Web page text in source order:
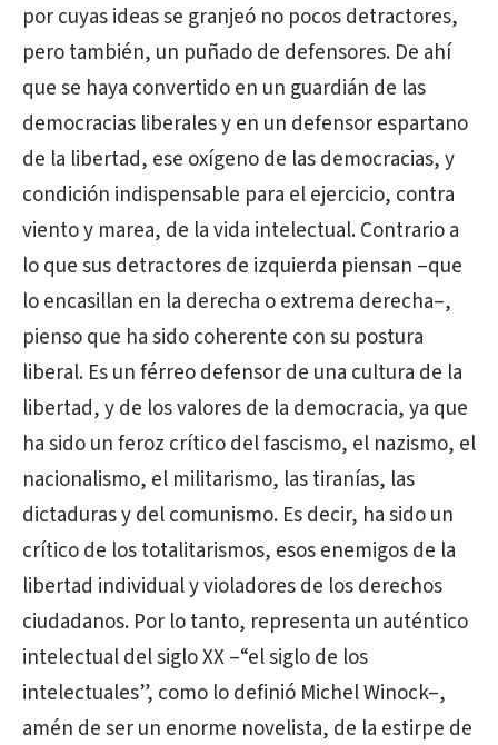
por cuyas ideas se granjeó no pocos detractores,
pero también, un puñado de defensores. De ahí
que se haya convertido en un guardián de las
democracias liberales y en un defensor espartano
de la libertad, ese oxígeno de las democracias, y
condición indispensable para el ejercicio, contra
viento y marea, de la vida intelectual. Contrario a
lo que sus detractores de izquierda piensan –que
lo encasillan en la derecha o extrema derecha–,
pienso que ha sido coherente con su postura
liberal. Es un férreo defensor de una cultura de la
libertad, y de los valores de la democracia, ya que
ha sido un feroz crítico del fascismo, el nazismo, el
nacionalismo, el militarismo, las tiranías, las
dictaduras y del comunismo. Es decir, ha sido un
crítico de los totalitarismos, esos enemigos de la
libertad individual y violadores de los derechos
ciudadanos. Por lo tanto, representa un auténtico
intelectual del siglo XX –“el siglo de los
intelectuales”, como lo definió Michel Winock–,
amén de ser un enorme novelista, de la estirpe de